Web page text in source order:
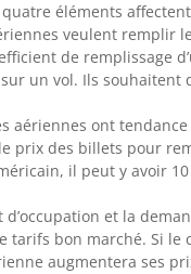
quatre éléments
veulent remplir
de remplissage
un vol. Ils souhaitent
aériennes ont
prix des billets pour
il peut y avoir
d’occupation et la
tarifs bon marché. Si le
augmentera ses